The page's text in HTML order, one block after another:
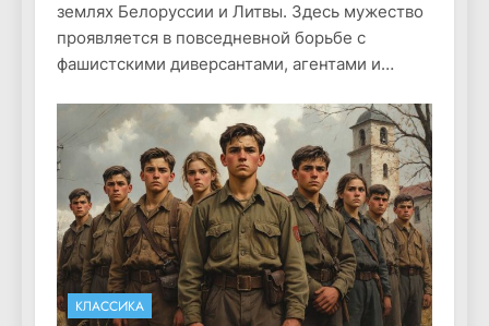
землях Белоруссии и Литвы. Здесь мужество
проявляется в повседневной борьбе с
фашистскими диверсантами, агентами и…
КЛАССИКА